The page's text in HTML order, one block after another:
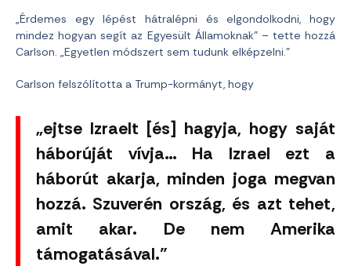
„Érdemes egy lépést hátralépni és elgondolkodni, hogy
mindez hogyan segít az Egyesült Államoknak” – tette hozzá
Carlson. „Egyetlen módszert sem tudunk elképzelni.”
Carlson felszólította a Trump-kormányt, hogy
„ejtse Izraelt [és] hagyja, hogy saját
háborúját vívja… Ha Izrael ezt a
háborút akarja, minden joga megvan
hozzá. Szuverén ország, és azt tehet,
amit akar. De nem Amerika
támogatásával.”